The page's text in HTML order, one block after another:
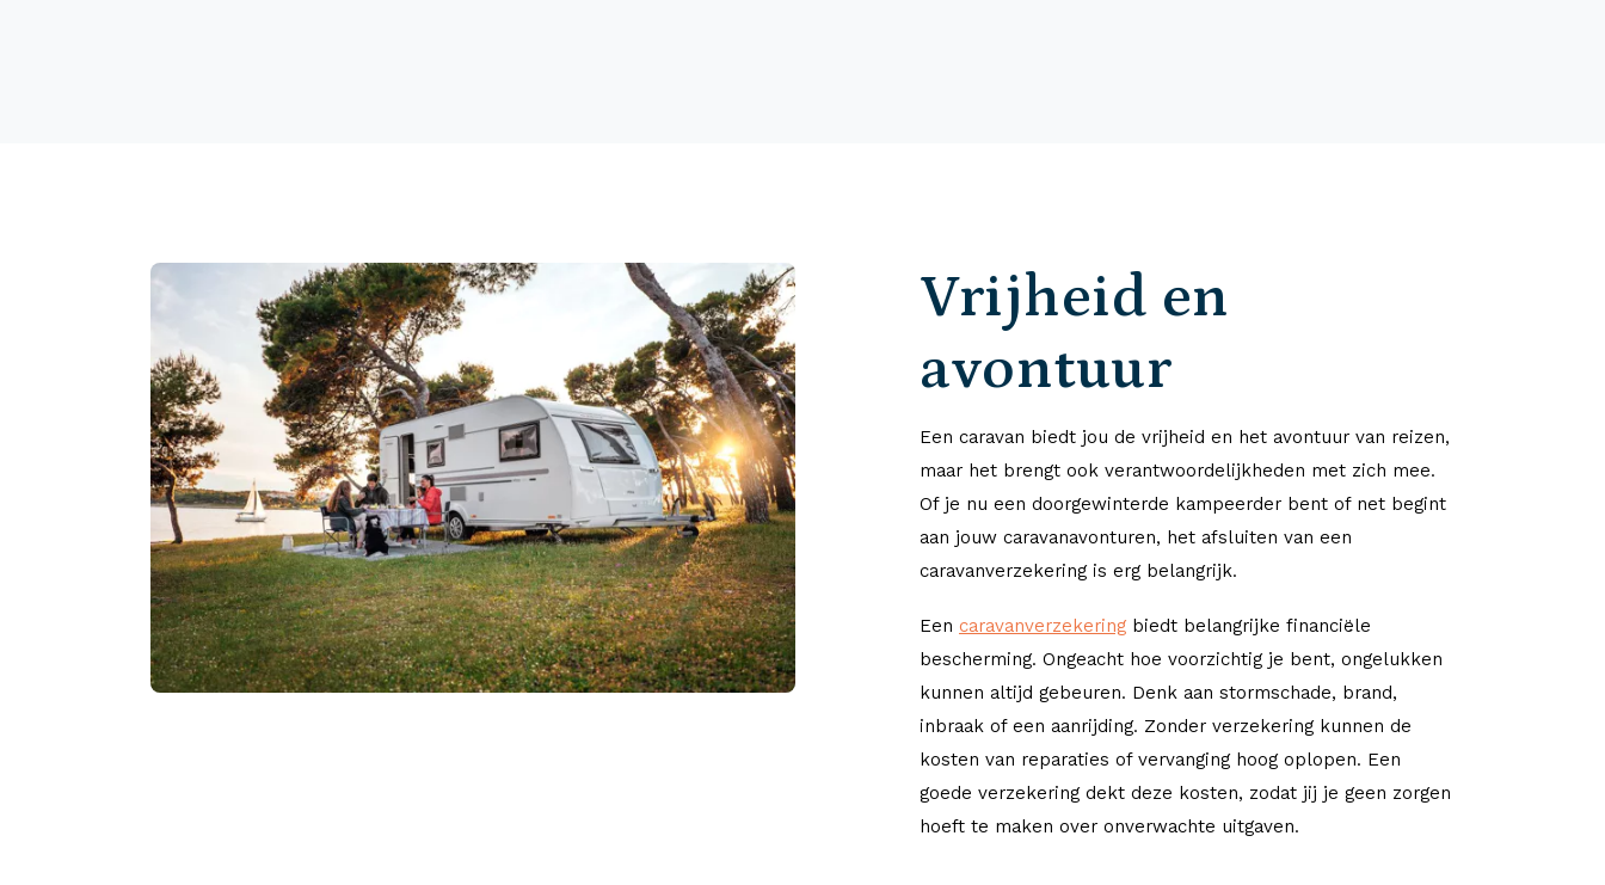
Vrijheid en
avontuur
Een caravan biedt jou de vrijheid en het avontuur van reizen,
maar het brengt ook verantwoordelijkheden met zich mee.
Of je nu een doorgewinterde kampeerder bent of net begint
aan jouw caravanavonturen, het afsluiten van een
caravanverzekering is erg belangrijk.
Een caravanverzekering biedt belangrijke financiële
bescherming. Ongeacht hoe voorzichtig je bent, ongelukken
kunnen altijd gebeuren. Denk aan stormschade, brand,
inbraak of een aanrijding. Zonder verzekering kunnen de
kosten van reparaties of vervanging hoog oplopen. Een
goede verzekering dekt deze kosten, zodat jij je geen zorgen
hoeft te maken over onverwachte uitgaven.